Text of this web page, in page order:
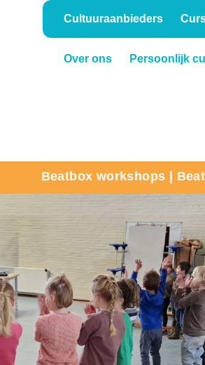
Cultuuraanbieders
Over ons Persoonlijk
Beatbox workshops |